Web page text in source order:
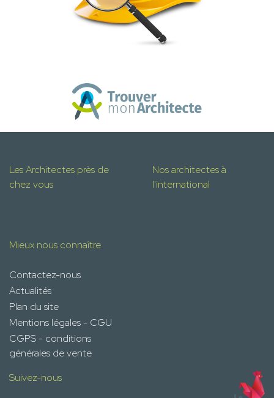
Les Architectes près de
chez vous
Nos architectes à
l'international
Mieux nous connaître
Contactez-nous
Actualités
Plan du site
Mentions légales - CGU
CGPS - conditions
générales de vente
Suivez-nous